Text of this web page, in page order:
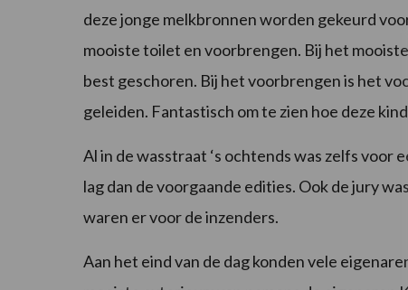
deze jonge melkbronnen worden gekeurd
mooiste toilet en voorbrengen. Bij het
best geschoren. Bij het voorbrengen is het
geleiden. Fantastisch om te zien hoe deze
Al in de wasstraat ‘s ochtends was zelfs voor
lag dan de voorgaande edities. Ook de jury
waren er voor de inzenders.
Aan het eind van de dag konden vele